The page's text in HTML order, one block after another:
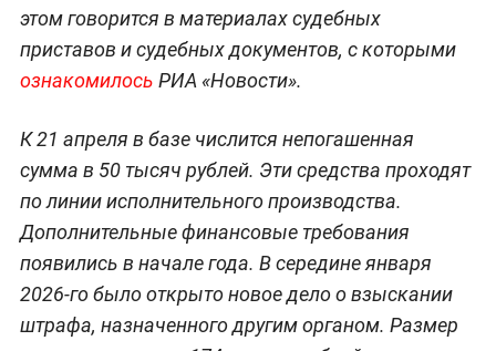
этом говорится в материалах судебных
приставов и судебных документов, с которыми
ознакомилось РИА «Новости».
К 21 апреля в базе числится непогашенная
сумма в 50 тысяч рублей. Эти средства проходят
по линии исполнительного производства.
Дополнительные финансовые требования
появились в начале года. В середине января
2026-го было открыто новое дело о взыскании
штрафа, назначенного другим органом. Размер